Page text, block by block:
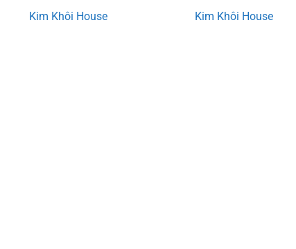
Kim Khôi House
Kim Khôi House